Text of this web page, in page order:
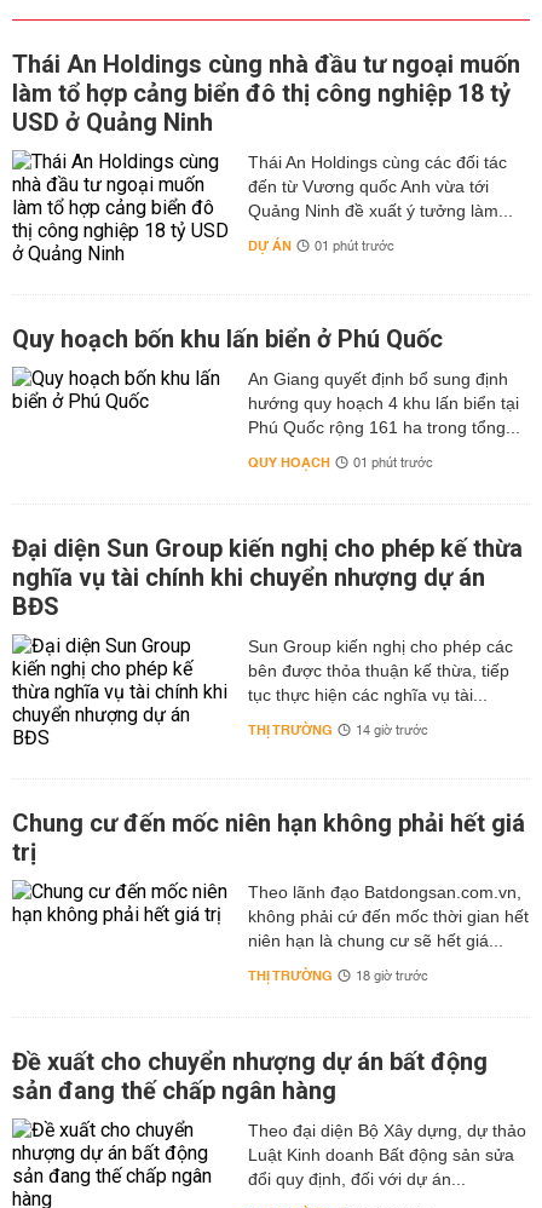
Thái An Holdings cùng nhà đầu tư ngoại muốn
làm tổ hợp cảng biển đô thị công nghiệp 18 tỷ
USD ở Quảng Ninh
Thái An Holdings cùng các đối tác
đến từ Vương quốc Anh vừa tới
Quảng Ninh đề xuất ý tưởng làm...
DỰ ÁN 01 phút trước
Quy hoạch bốn khu lấn biển ở Phú Quốc
An Giang quyết định bổ sung định
hướng quy hoạch 4 khu lấn biển tại
Phú Quốc rộng 161 ha trong tổng...
QUY HOẠCH 01 phút trước
Đại diện Sun Group kiến nghị cho phép kế thừa
nghĩa vụ tài chính khi chuyển nhượng dự án
BĐS
Sun Group kiến nghị cho phép các
bên được thỏa thuận kế thừa, tiếp
tục thực hiện các nghĩa vụ tài...
THỊ TRƯỜNG 14 giờ trước
Chung cư đến mốc niên hạn không phải hết giá
trị
Theo lãnh đạo Batdongsan.com.vn,
không phải cứ đến mốc thời gian hết
niên hạn là chung cư sẽ hết giá...
THỊ TRƯỜNG 18 giờ trước
Đề xuất cho chuyển nhượng dự án bất động
sản đang thế chấp ngân hàng
Theo đại diện Bộ Xây dựng, dự thảo
Luật Kinh doanh Bất động sản sửa
đổi quy định, đối với dự án...